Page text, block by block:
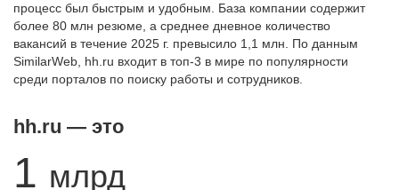
процесс был быстрым и удобным. База компании содержит
более 80 млн резюме, а среднее дневное количество
вакансий в течение 2025 г. превысило 1,1 млн. По данным
SimilarWeb, hh.ru входит в топ-3 в мире по популярности
среди порталов по поиску работы и сотрудников.
hh.ru — это
1 млрд